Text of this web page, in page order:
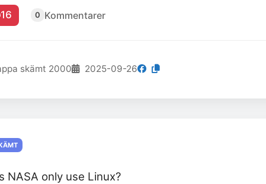
16 0 Kommentarer
skämt 2000 2025-09-26
NASA only use Linux?